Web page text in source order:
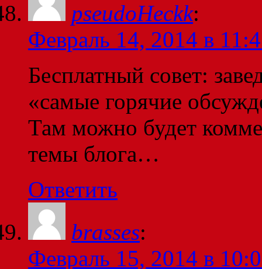
pseudoHeckk:
Февраль 14, 2014 в
Бесплатный совет:
«самые горячие
Там можно будет
темы блога…
Ответить
brasses:
Февраль 15, 2014 в